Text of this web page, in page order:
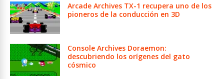
Arcade Archives TX-1 recupera uno de los
pioneros de la conducción en 3D
Console Archives Doraemon:
descubriendo los orígenes del gato
cósmico